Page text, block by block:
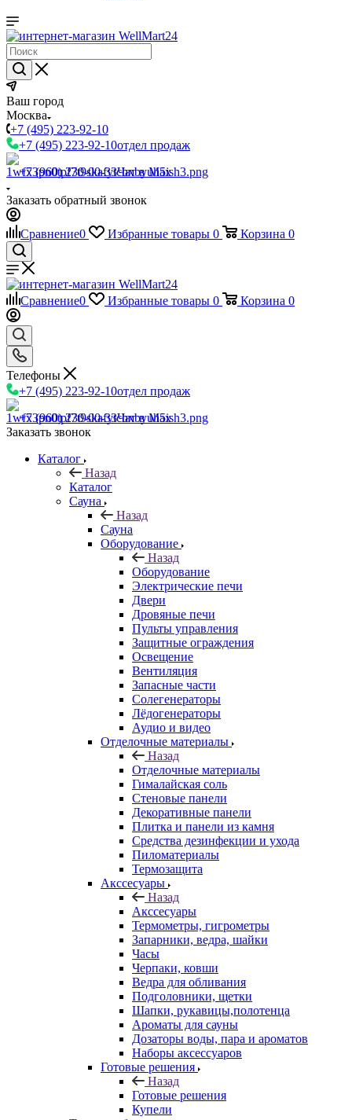
Ваш город
Москва
+7 (495) 223-92-10
+7 (495) 223-92-10отдел продаж
+7 (960) 230-00-33Чат в Max
Заказать обратный звонок
Сравнение0 Избранные товары 0 Корзина 0
Сравнение0 Избранные товары 0 Корзина 0
Телефоны
+7 (495) 223-92-10отдел продаж
+7 (960) 230-00-33Чат в Max
Заказать звонок
Каталог
Назад
Каталог
Сауна
Назад
Сауна
Оборудование
Назад
Оборудование
Электрические печи
Двери
Дровяные печи
Пульты управления
Защитные ограждения
Освещение
Вентиляция
Запасные части
Солегенераторы
Лёдогенераторы
Аудио и видео
Отделочные материалы
Назад
Отделочные материалы
Гималайская соль
Стеновые панели
Декоративные панели
Плитка и панели из камня
Средства дезинфекции и ухода
Пиломатериалы
Термозащита
Аксcесуары
Назад
Аксcесуары
Термометры, гигрометры
Запарники, ведра, шайки
Часы
Черпаки, ковши
Ведра для обливания
Подголовники, щетки
Шапки, рукавицы,полотенца
Ароматы для сауны
Дозаторы воды, пара и ароматов
Наборы аксессуаров
Готовые решения
Назад
Готовые решения
Купели